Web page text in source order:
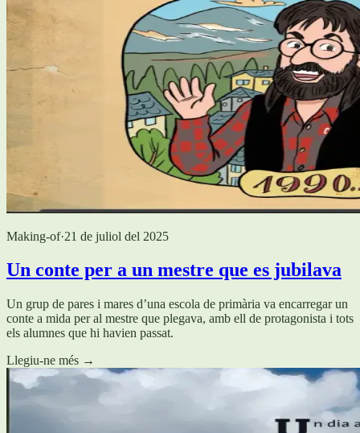
Making-of·21 de juliol del 2025
Un conte per a un mestre que es jubilava
Un grup de pares i mares d’una escola de primària va encarregar un
conte a mida per al mestre que plegava, amb ell de protagonista i tots
els alumnes que hi havien passat.
Llegiu-ne més →